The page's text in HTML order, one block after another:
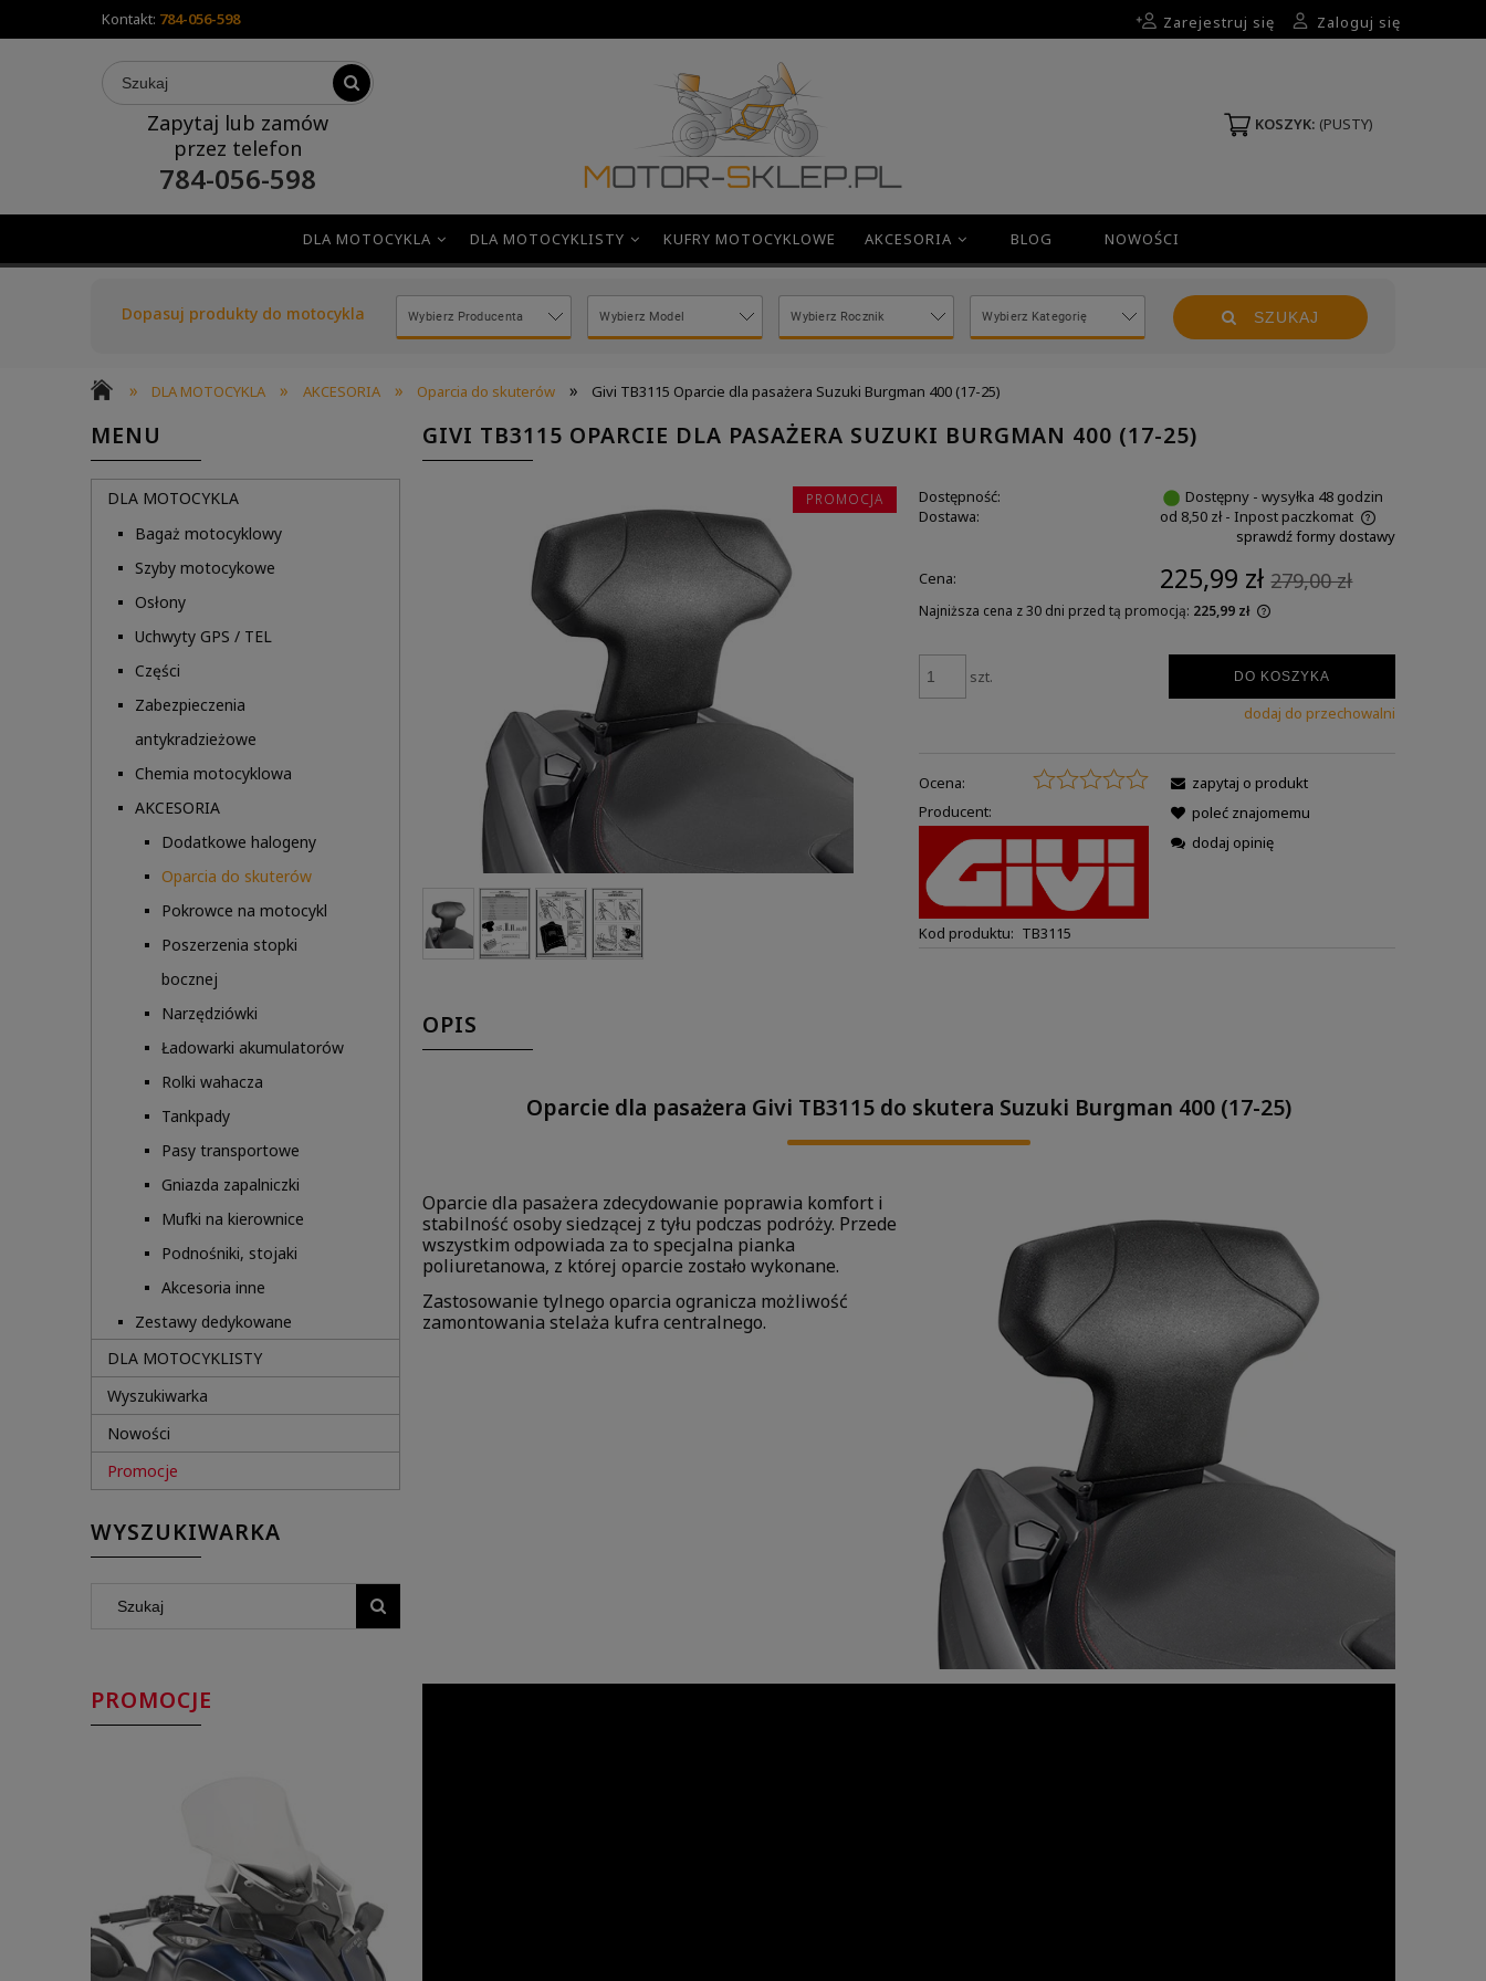
Kontakt: 784-056-598 Zarejestruj się Zaloguj się
Zapytaj lub zamów
przez telefon
784-056-598
KOSZYK: (PUSTY)
DLA MOTOCYKLA DLA MOTOCYKLISTY KUFRY MOTOCYKLOWE AKCESORIA BLOG NOWOŚCI
Dopasuj produkty do motocykla SZUKAJ
» DLA MOTOCYKLA » AKCESORIA » Oparcia do skuterów » Givi TB3115 Oparcie dla pasażera Suzuki Burgman 400 (17-25)
MENU
DLA MOTOCYKLA
Bagaż motocyklowy
Szyby motocykowe
Osłony
Uchwyty GPS / TEL
Części
Zabezpieczenia
antykradzieżowe
Chemia motocyklowa
AKCESORIA
Dodatkowe halogeny
Oparcia do skuterów
Pokrowce na motocykl
Poszerzenia stopki
bocznej
Narzędziówki
Ładowarki akumulatorów
Rolki wahacza
Tankpady
Pasy transportowe
Gniazda zapalniczki
Mufki na kierownice
Podnośniki, stojaki
Akcesoria inne
Zestawy dedykowane
DLA MOTOCYKLISTY
Wyszukiwarka
Nowości
Promocje
WYSZUKIWARKA
PROMOCJE
GIVI TB3115 OPARCIE DLA PASAŻERA SUZUKI BURGMAN 400 (17-25)
PROMOCJA Dostępność:
Dostępny - wysyłka 48 godzin
Dostawa:
od 8,50 zł - Inpost paczkomat
sprawdź formy dostawy
Cena: 225,99 zł 279,00 zł
Najniższa cena z 30 dni przed tą promocją: 225,99 zł
szt. DO KOSZYKA
dodaj do przechowalni
Ocena:
Producent:
Kod produktu: TB3115
zapytaj o produkt
poleć znajomemu
dodaj opinię
OPIS
Oparcie dla pasażera Givi TB3115 do skutera Suzuki Burgman 400 (17-25)
Oparcie dla pasażera zdecydowanie poprawia komfort i
stabilność osoby siedzącej z tyłu podczas podróży. Przede
wszystkim odpowiada za to specjalna pianka
poliuretanowa, z której oparcie zostało wykonane.
Zastosowanie tylnego oparcia ogranicza możliwość
zamontowania stelaża kufra centralnego.